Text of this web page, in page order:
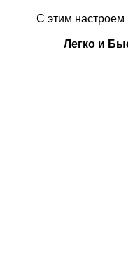
С этим настроем
Легко и